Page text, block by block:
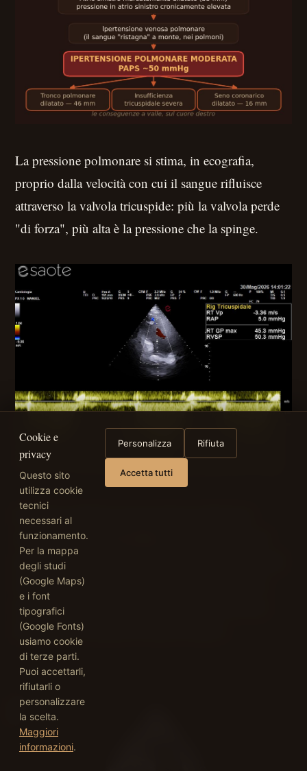
La pressione polmonare si stima, in ecografia,
proprio dalla velocità con cui il sangue rifluisce
attraverso la valvola tricuspide: più la valvola perde
"di forza", più alta è la pressione che la spinge.
Il calcolo restituisce una
sistolicadi circa
gennaio 2025): un'ipertensione polmonare di grado
moderato, in lieve aumento. Sottoposta a questo
regime di pressione per anni, l'arteria polmonare
principale si è progressivamente dilatata.
Cookie e
privacy
Questo sito
utilizza cookie
tecnici
necessari al
funzionamento.
Per la mappa
degli studi
(Google Maps)
e i font
tipografici
(Google Fonts)
usiamo cookie
di terze parti.
Puoi accettarli,
rifiutarli o
personalizzare
la scelta.
Maggiori
informazioni.
Personalizza Rifiuta
Accetta tutti